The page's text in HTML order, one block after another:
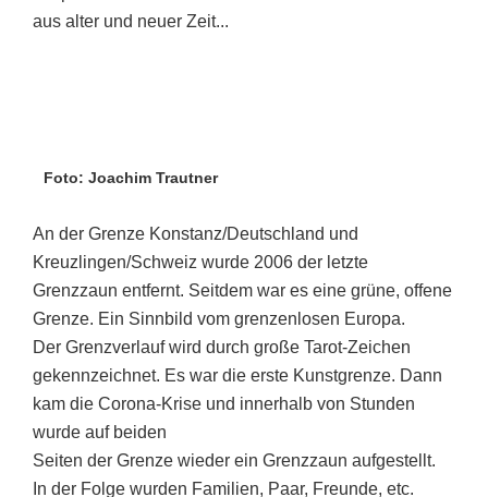
aus alter und neuer Zeit...
Foto: Joachim Trautner
An der Grenze Konstanz/Deutschland und
Kreuzlingen/Schweiz wurde 2006 der letzte
Grenzzaun entfernt. Seitdem war es eine grüne, offene
Grenze. Ein Sinnbild vom grenzenlosen Europa.
Der Grenzverlauf wird durch große Tarot-Zeichen
gekennzeichnet. Es war die erste Kunstgrenze. Dann
kam die Corona-Krise und innerhalb von Stunden
wurde auf beiden
Seiten der Grenze wieder ein Grenzzaun aufgestellt.
In der Folge wurden Familien, Paar, Freunde, etc.